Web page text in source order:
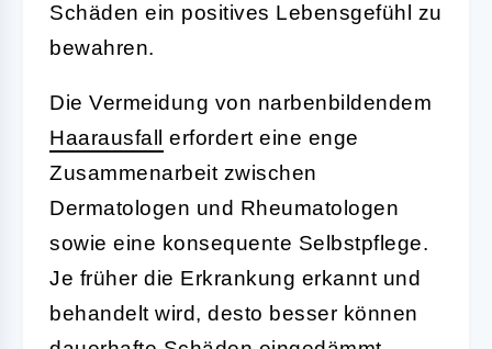
Schäden ein positives Lebensgefühl zu
bewahren.
Die Vermeidung von narbenbildendem
Haarausfall
erfordert eine enge
Zusammenarbeit zwischen
Dermatologen und Rheumatologen
sowie eine konsequente Selbstpflege.
Je früher die Erkrankung erkannt und
behandelt wird, desto besser können